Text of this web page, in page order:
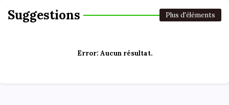
Suggestions Plus d'éléments
Error: Aucun résultat.